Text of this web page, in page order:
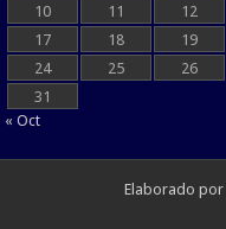
10
11 12
17
18 19
24
25 26
31
« Oct
Elaborado por